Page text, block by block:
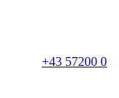
+43 57200 0